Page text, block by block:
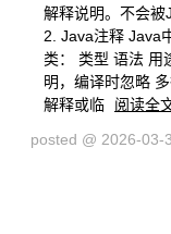
解释说明。不会被
2. Java注释 Java
类： 类型 语法 用
明，编译时忽略
解释或临
阅读全
posted @ 2026-03-